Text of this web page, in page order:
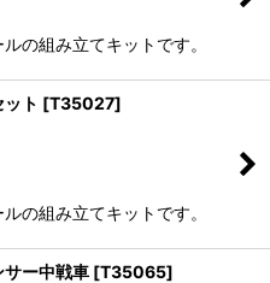
の組み立てキットです。
ト [T35027]
の組み立てキットです。
ー中戦車 [T35065]